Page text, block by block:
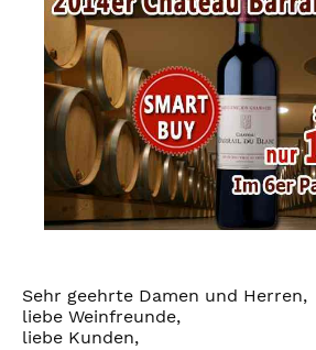
Sehr geehrte Damen und Herren,
liebe Weinfreunde,
liebe Kunden,